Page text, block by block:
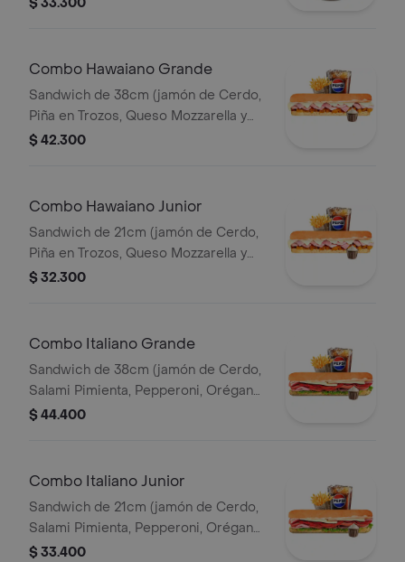
Combo Hawaiano Grande
Sandwich de 38cm (jamón de Cerdo,
Piña en Trozos, Queso Mozzarella y
Mayonesa) Papa Francesa 140gr
$ 42.300
Combo Hawaiano Junior
Sandwich de 21cm (jamón de Cerdo,
Piña en Trozos, Queso Mozzarella y
Mayonesa) Papa Francesa 140gr
$ 32.300
Combo Italiano Grande
Sandwich de 38cm (jamón de Cerdo,
Salami Pimienta, Pepperoni, Orégano,
Queso Parmesano, Queso Mozzarella,
$ 44.400
Combo Italiano Junior
Sandwich de 21cm (jamón de Cerdo,
Salami Pimienta, Pepperoni, Orégano,
Queso Parmesano, Queso Mozzarella,
$ 33.400